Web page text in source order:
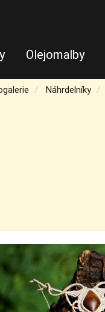
Olejomalby
Náhrdelníky